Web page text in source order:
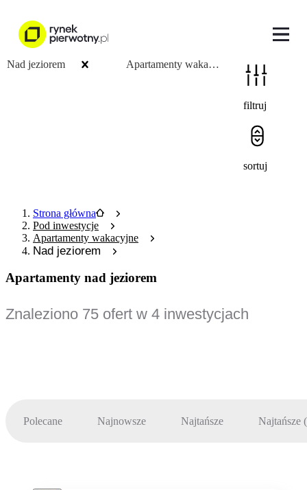
Nad jeziorem Apartamenty wakacyjne
filtruj
sortuj
Strona główna
Pod inwestycje
Apartamenty wakacyjne
Nad jeziorem
Apartamenty nad jeziorem
Znaleziono 75 ofert w 4 inwestycjach
Polecane Najnowsze Najtańsze Najtańsze